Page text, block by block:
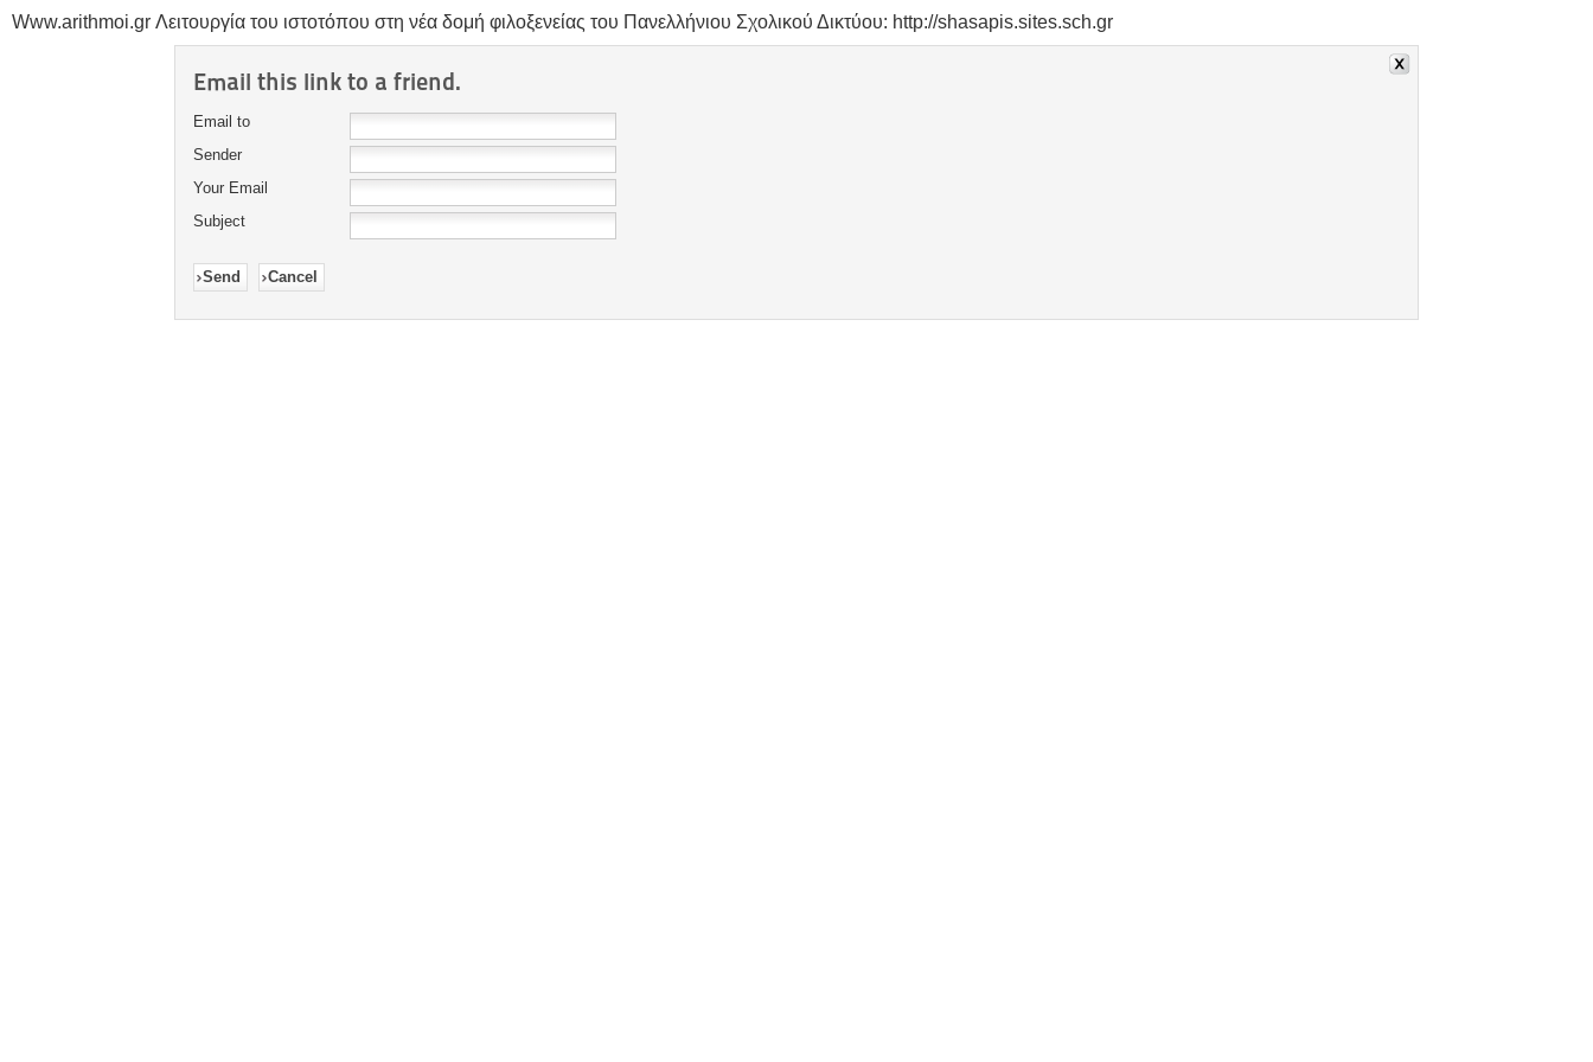
Www.arithmoi.gr Λειτουργία του ιστοτόπου στη νέα δομή φιλοξενείας του Πανελλήνιου Σχολικού Δικτύου: http://shasapis.sites.sch.gr
Email this link to a friend.
Email to
Sender
Your Email
Subject
Send Cancel